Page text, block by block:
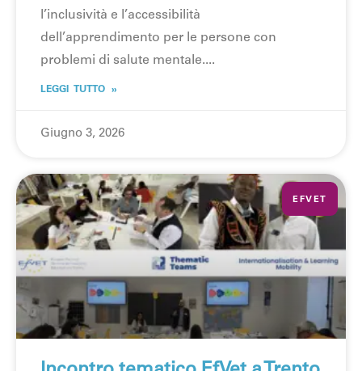
l’inclusività e l’accessibilità
dell’apprendimento per le persone con
problemi di salute mentale.
LEGGI TUTTO »
Giugno 3, 2026
EFVET